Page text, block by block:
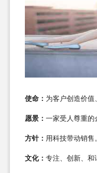
使命： 为客户创造价值
愿景： 一家受人尊重的
方针： 用科技带动销售
文化： 专注、创新、和